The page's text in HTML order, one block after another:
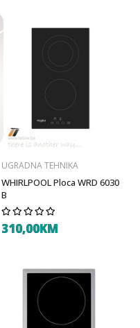
UGRADNA TEHNIKA
WHIRLPOOL Ploca WRD 6030
B
310,00KM